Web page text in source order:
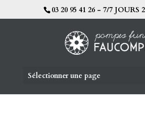
03 20 95 41 26 - 7/7 JOURS
Sélectionner une page